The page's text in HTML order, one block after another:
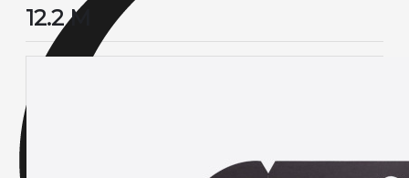
12.2 M